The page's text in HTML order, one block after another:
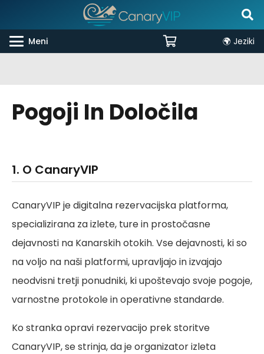
Meni 🌍 Jeziki
Pogoji In Določila
1. O CanaryVIP
CanaryVIP je digitalna rezervacijska platforma,
specializirana za izlete, ture in prostočasne
dejavnosti na Kanarskih otokih. Vse dejavnosti, ki so
na voljo na naši platformi, upravljajo in izvajajo
neodvisni tretji ponudniki, ki upoštevajo svoje pogoje,
varnostne protokole in operativne standarde.
Ko stranka opravi rezervacijo prek storitve
CanaryVIP, se strinja, da je organizator izleta